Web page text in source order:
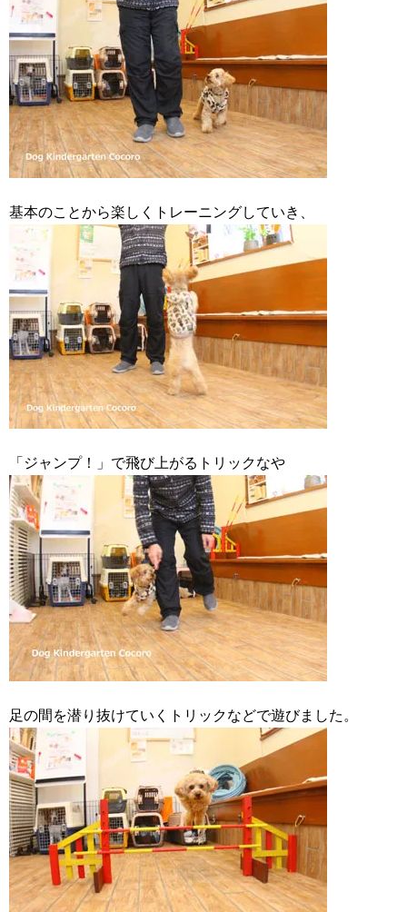
基本のことから楽しくトレーニングしていき、
「ジャンプ！」で飛び上がるトリックなや
足の間を潜り抜けていくトリックなどで遊びました。